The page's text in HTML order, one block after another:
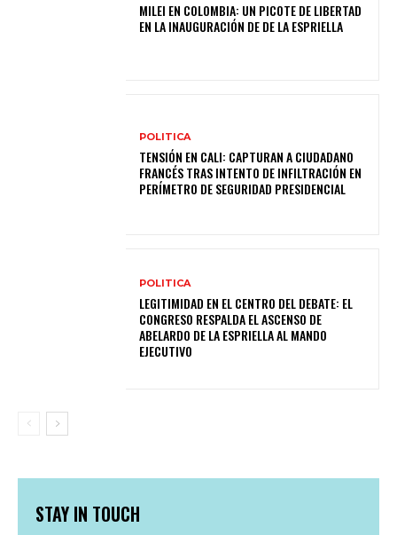
MILEI EN COLOMBIA: UN PICOTE DE LIBERTAD
EN LA INAUGURACIÓN DE DE LA ESPRIELLA
POLITICA
TENSIÓN EN CALI: CAPTURAN A CIUDADANO
FRANCÉS TRAS INTENTO DE INFILTRACIÓN EN
PERÍMETRO DE SEGURIDAD PRESIDENCIAL
POLITICA
LEGITIMIDAD EN EL CENTRO DEL DEBATE: EL
CONGRESO RESPALDA EL ASCENSO DE
ABELARDO DE LA ESPRIELLA AL MANDO
EJECUTIVO
STAY IN TOUCH